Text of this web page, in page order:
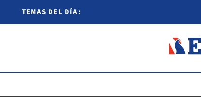
TEMAS DEL DÍA: